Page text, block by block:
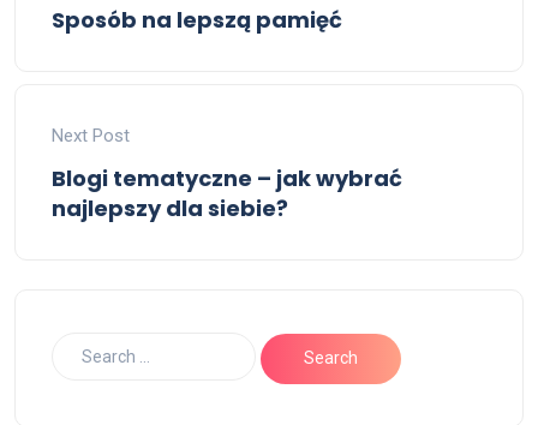
Sposób na lepszą pamięć
Next Post
Blogi tematyczne – jak wybrać
najlepszy dla siebie?